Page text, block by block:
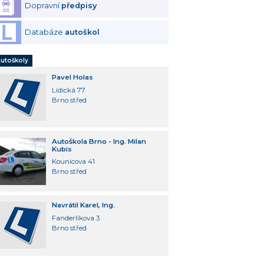
Dopravní předpisy
Databáze autoškol
Pavel Holas
Lidická 77
Brno střed
Autoškola Brno - Ing. Milan
Kubis
Kounicova 41
Brno střed
Navrátil Karel, Ing.
Fanderlíkova 3
Brno střed